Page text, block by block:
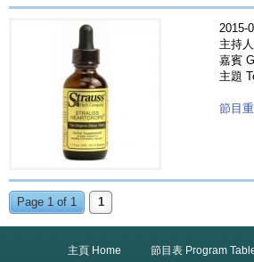
2015-
主持
嘉賓
主題
節目
Page 1 of 1 1
主頁 Home 節目表 Program